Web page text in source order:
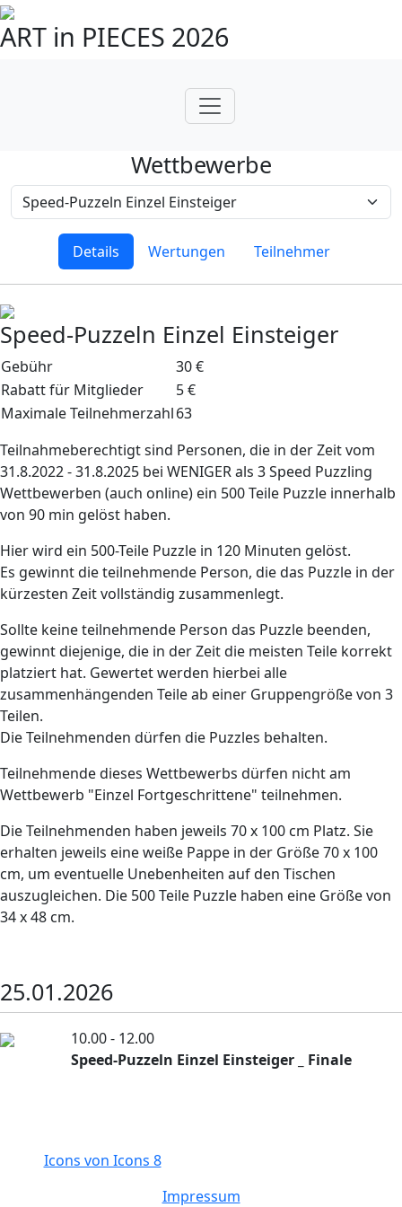
ART in PIECES 2026
Wettbewerbe
Details Wertungen Teilnehmer
Speed-Puzzeln Einzel Einsteiger
Gebühr
30 €
Rabatt für Mitglieder
5 €
Maximale Teilnehmerzahl63
Teilnahmeberechtigt sind Personen, die in der Zeit vom
31.8.2022 - 31.8.2025 bei WENIGER als 3 Speed Puzzling
Wettbewerben (auch online) ein 500 Teile Puzzle innerhalb
von 90 min gelöst haben.
Hier wird ein 500-Teile Puzzle in 120 Minuten gelöst.
Es gewinnt die teilnehmende Person, die das Puzzle in der
kürzesten Zeit vollständig zusammenlegt.
Sollte keine teilnehmende Person das Puzzle beenden,
gewinnt diejenige, die in der Zeit die meisten Teile korrekt
platziert hat. Gewertet werden hierbei alle
zusammenhängenden Teile ab einer Gruppengröße von 3
Teilen.
Die Teilnehmenden dürfen die Puzzles behalten.
Teilnehmende dieses Wettbewerbs dürfen nicht am
Wettbewerb "Einzel Fortgeschrittene" teilnehmen.
Die Teilnehmenden haben jeweils 70 x 100 cm Platz. Sie
erhalten jeweils eine weiße Pappe in der Größe 70 x 100
cm, um eventuelle Unebenheiten auf den Tischen
auszugleichen. Die 500 Teile Puzzle haben eine Größe von
34 x 48 cm.
25.01.2026
10.00 - 12.00
Speed-Puzzeln Einzel Einsteiger _ Finale
Icons von Icons 8
Impressum